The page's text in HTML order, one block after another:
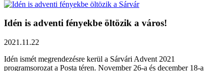
Idén is adventi fényekbe öltözik a város!
2021.11.22
Idén ismét megrendezésre kerül a Sárvári Advent 2021
programsorozat a Posta téren. November 26-a és december 18-a